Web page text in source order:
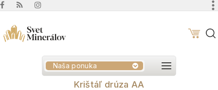
Naša ponuka
Krištáľ drúza AA